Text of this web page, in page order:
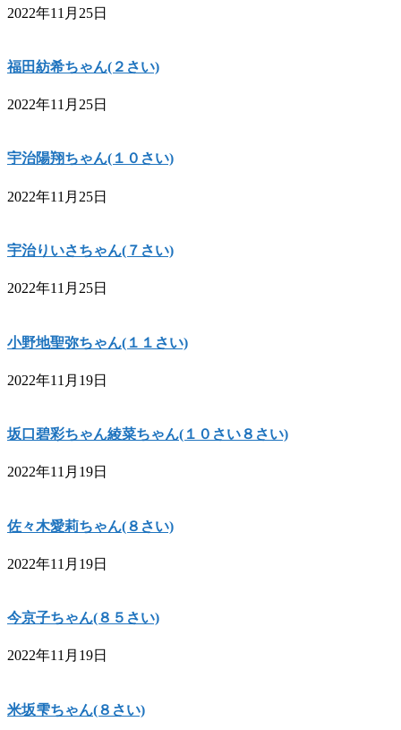
2022年11月25日
福田紡希ちゃん(２さい)
2022年11月25日
宇治陽翔ちゃん(１０さい)
2022年11月25日
宇治りいさちゃん(７さい)
2022年11月25日
小野地聖弥ちゃん(１１さい)
2022年11月19日
坂口碧彩ちゃん綾菜ちゃん(１０さい８さい)
2022年11月19日
佐々木愛莉ちゃん(８さい)
2022年11月19日
今京子ちゃん(８５さい)
2022年11月19日
米坂雫ちゃん(８さい)